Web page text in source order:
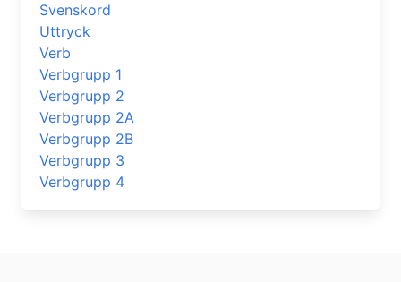
Svenskord
Uttryck
Verb
Verbgrupp 1
Verbgrupp 2
Verbgrupp 2A
Verbgrupp 2B
Verbgrupp 3
Verbgrupp 4